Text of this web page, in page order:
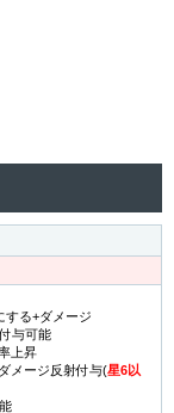
する+ダメージ
与可能
上昇
メージ反射付与(星6以